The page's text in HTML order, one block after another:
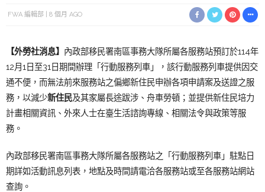
FWA 編輯部 8 個月 AGO
【外勞社消息】 內政部移民署南區事務大隊所屬各服務站預訂於114年
12月1日至31日期間辦理「行動服務列車」，該行動服務列車提供因交
通不便，而無法前來服務站之偏鄉新住民申辦各項申請案及送證之服
務，以減少新住民及其家屬長途跋涉、舟車勞頓；並提供新住民培力
計畫相關資訊、外來人士在臺生活諮詢專線、相關法令與政策等服
務。
內政部移民署南區事務大隊所屬各服務站之「行動服務列車」駐點日
期詳如活動訊息列表，地點及時間請電洽各服務站或至各服務站網站
查詢。